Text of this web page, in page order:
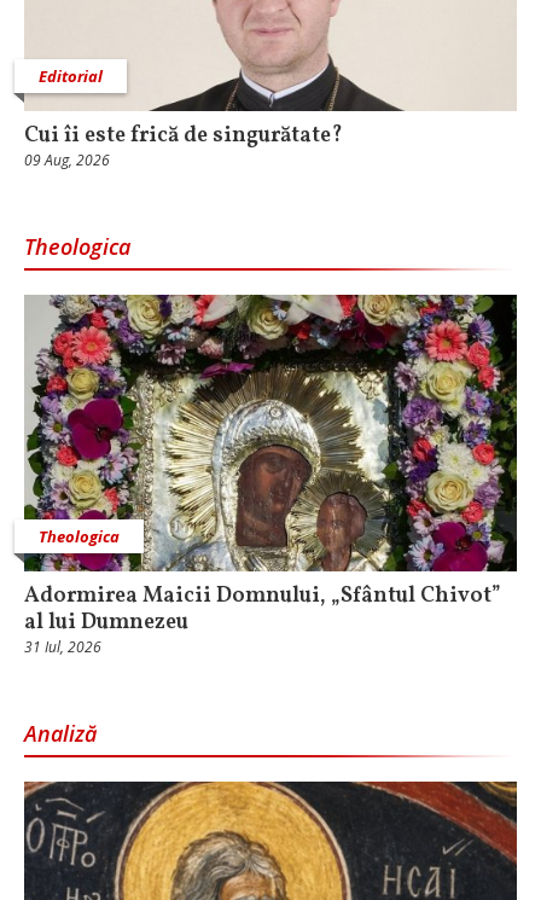
Editorial
Cui îi este frică de singurătate?
09 Aug, 2026
Theologica
Theologica
Adormirea Maicii Domnului, „Sfântul Chivot”
al lui Dumnezeu
31 Iul, 2026
Analiză